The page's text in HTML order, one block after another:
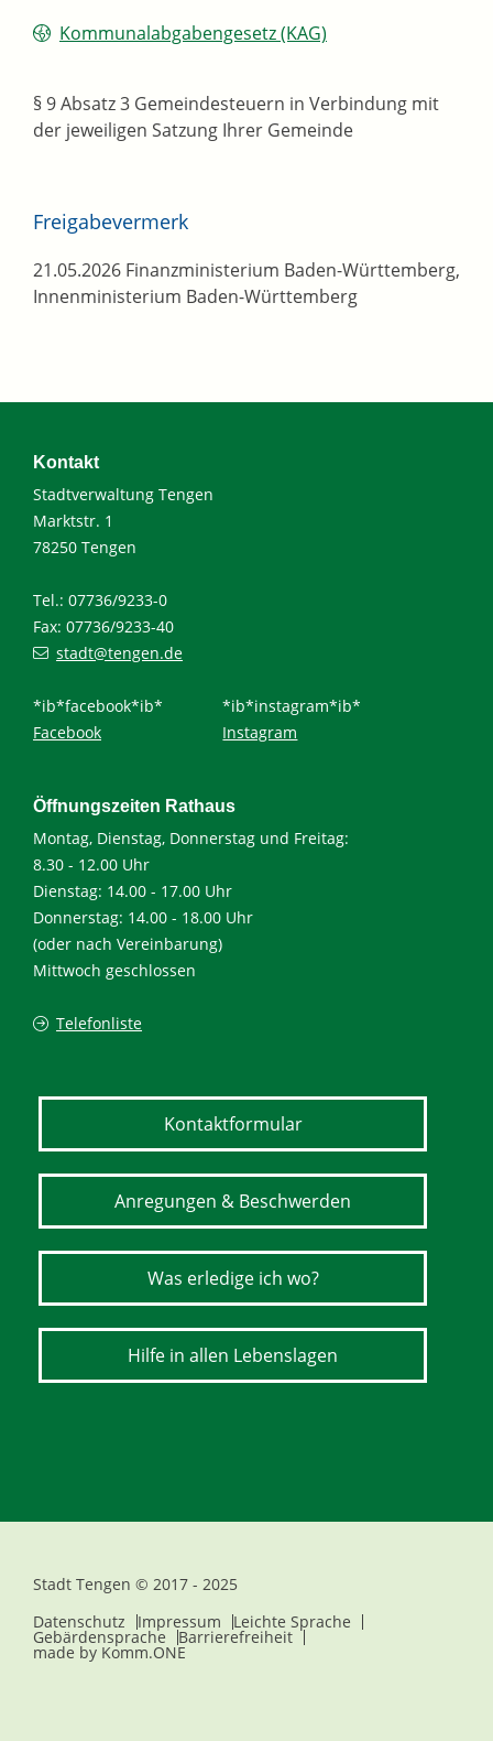
Kommunalabgabengesetz (KAG)
§ 9 Absatz 3 Gemeindesteuern in Verbindung mit
der jeweiligen Satzung Ihrer Gemeinde
Freigabevermerk
21.05.2026 Finanzministerium Baden-Württemberg,
Innenministerium Baden-Württemberg
Kontakt
Stadtverwaltung Tengen
Marktstr. 1
78250 Tengen
Tel.: 07736/9233-0
Fax: 07736/9233-40
stadt@tengen.de
*ib*facebook*ib*
Facebook
*ib*instagram*ib*
Instagram
Öffnungszeiten Rathaus
Montag, Dienstag, Donnerstag und Freitag:
8.30 - 12.00 Uhr
Dienstag: 14.00 - 17.00 Uhr
Donnerstag: 14.00 - 18.00 Uhr
(oder nach Vereinbarung)
Mittwoch geschlossen
Telefonliste
Kontaktformular
Anregungen & Beschwerden
Was erledige ich wo?
Hilfe in allen Lebenslagen
Stadt Tengen © 2017 - 2025
Datenschutz
Impressum Leichte Sprache
Gebärdensprache Barrierefreiheit
made by Komm.ONE